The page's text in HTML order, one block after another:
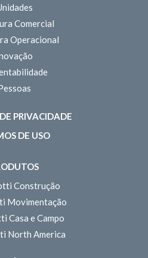
Comercial
Operacional
PRIVACIDADE
DE USO
Construção
Movimentação
Casa e Campo
North America